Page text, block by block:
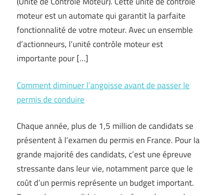
moteur est un automate qui garantit la parfaite
fonctionnalité de votre moteur. Avec un ensemble
d’actionneurs, l’unité contrôle moteur est
importante pour […]
Comment diminuer l’angoisse avant de passer le
permis de conduire
Chaque année, plus de 1,5 million de candidats se
présentent à l’examen du permis en France. Pour la
grande majorité des candidats, c’est une épreuve
stressante dans leur vie, notamment parce que le
coût d’un permis représente un budget important.